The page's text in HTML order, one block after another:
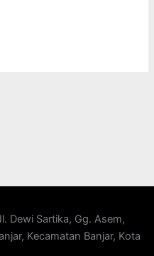
Dewi Sartika, Gg. Asem,
Kecamatan Banjar, Kota